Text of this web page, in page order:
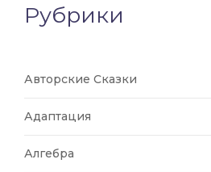
Рубрики
Авторские Сказки
Адаптация
Алгебра